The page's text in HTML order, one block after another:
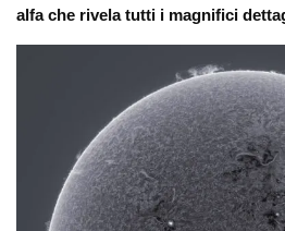
alfa che rivela tutti i magnifici